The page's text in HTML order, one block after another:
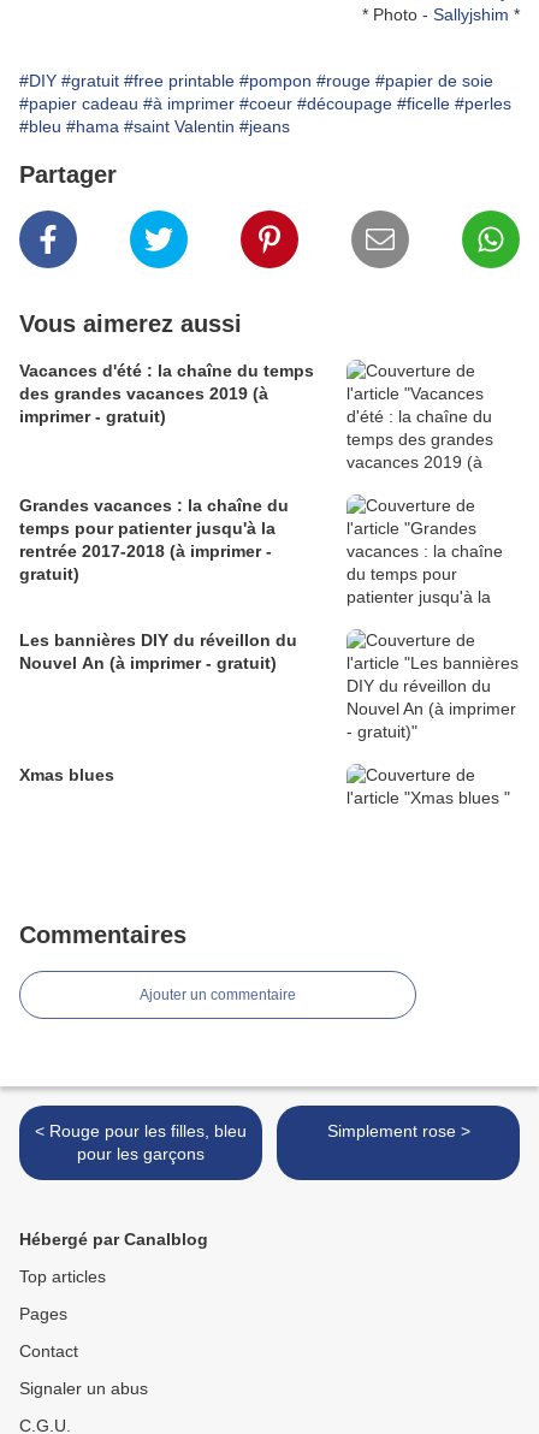
* Photo - Sallyjshim *
#DIY #gratuit #free printable #pompon #rouge #papier de soie
#papier cadeau #à imprimer #coeur #découpage #ficelle #perles
#bleu #hama #saint Valentin #jeans
Partager
Vous aimerez aussi
Vacances d'été : la chaîne du temps
des grandes vacances 2019 (à
imprimer - gratuit)
Grandes vacances : la chaîne du
temps pour patienter jusqu'à la
rentrée 2017-2018 (à imprimer -
gratuit)
Les bannières DIY du réveillon du
Nouvel An (à imprimer - gratuit)
Xmas blues
Commentaires
Ajouter un commentaire
< Rouge pour les filles, bleu
pour les garçons
Simplement rose >
Hébergé par Canalblog
Top articles
Pages
Contact
Signaler un abus
C.G.U.